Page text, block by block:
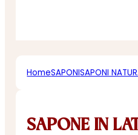
HomeSAPONISAPONI
SAPONE IN